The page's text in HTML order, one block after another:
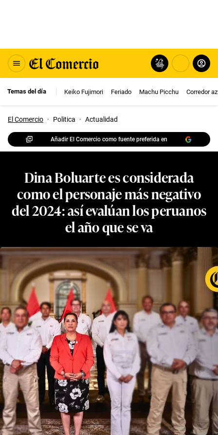
Temas del día Keiko Fujimori Feriado Machu Picchu Corredor
El Comercio · Politica · Actualidad
Añadir El Comercio como fuente preferida en
Dina Boluarte es considerada
como el personaje más negativo
del 2024: así evalúan los peruanos
el año que se va